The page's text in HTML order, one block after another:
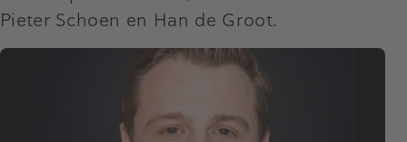
Pieter Schoen en Han de Groot.